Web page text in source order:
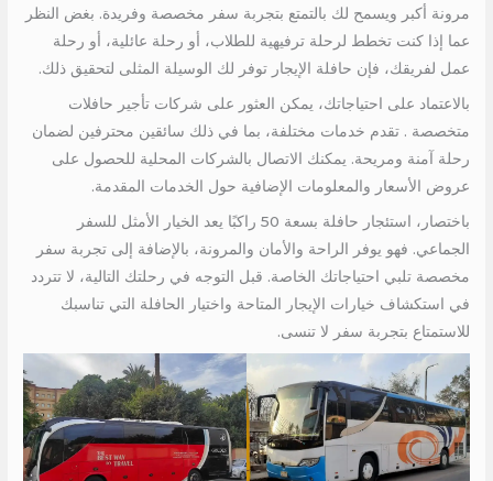
مرونة أكبر ويسمح لك بالتمتع بتجربة سفر مخصصة وفريدة. بغض النظر
عما إذا كنت تخطط لرحلة ترفيهية للطلاب، أو رحلة عائلية، أو رحلة
عمل لفريقك، فإن حافلة الإيجار توفر لك الوسيلة المثلى لتحقيق ذلك.
بالاعتماد على احتياجاتك، يمكن العثور على شركات تأجير حافلات
متخصصة . تقدم خدمات مختلفة، بما في ذلك سائقين محترفين لضمان
رحلة آمنة ومريحة. يمكنك الاتصال بالشركات المحلية للحصول على
عروض الأسعار والمعلومات الإضافية حول الخدمات المقدمة.
باختصار، استئجار حافلة بسعة 50 راكبًا يعد الخيار الأمثل للسفر
الجماعي. فهو يوفر الراحة والأمان والمرونة، بالإضافة إلى تجربة سفر
مخصصة تلبي احتياجاتك الخاصة. قبل التوجه في رحلتك التالية، لا تتردد
في استكشاف خيارات الإيجار المتاحة واختيار الحافلة التي تناسبك
للاستمتاع بتجربة سفر لا تنسى.